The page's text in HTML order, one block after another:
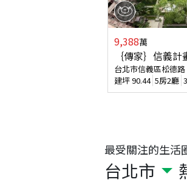
最受關注的生活
台北市
9,388萬
｛傳家｝信義
台北市信義區松德路
建坪90.44 5房2廳